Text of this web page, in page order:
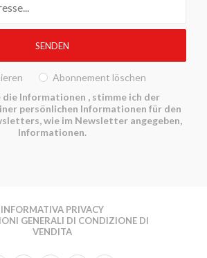
Abonnement löschen
die Informationen , stimme ich der
persönlichen Informationen für den
wie im Newsletter angegeben,
Informationen.
INFORMATIVA PRIVACY
GENERALI DI CONDIZIONE DI
VENDITA